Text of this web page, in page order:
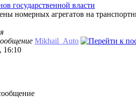
государственной власти
номерных агрегатов на
Mikhail_Auto
16:10